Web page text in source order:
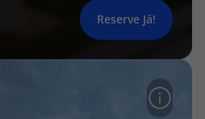
Reserve Já!